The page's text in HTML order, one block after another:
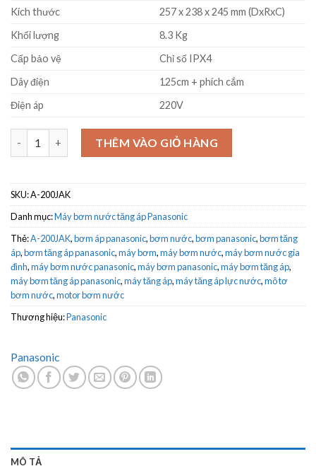
Kích thước
257 x 238 x 245 mm (DxRxC)
Khối lượng
8.3 Kg
Cấp bảo vệ
Chỉ số IPX4
Dây điện
125cm + phích cắm
Điện áp
220V
Bơm tăng áp Panasonic A-200JAK 200W số lượng
THÊM VÀO GIỎ HÀNG
SKU:A-200JAK
Danh mục:Máy bơm nước tăng áp Panasonic
Thẻ:A-200JAK,bơm áp panasonic,bơm nước,bơm panasonic,bơm tăng
áp,bơm tăng áp panasonic,máy bơm,máy bơm nước,máy bơm nước gia
đình,máy bơm nước panasonic,máy bơm panasonic,máy bơm tăng áp,
máy bơm tăng áp panasonic,máy tăng áp,máy tăng áp lực nước,mô tơ
bơm nước,motor bơm nước
Thương hiệu:Panasonic
Panasonic
MÔ TẢ